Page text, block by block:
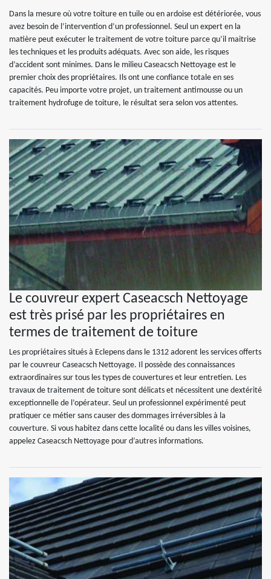
Dans la mesure où votre toiture en tuile ou en ardoise est détériorée, vous
avez besoin de l’intervention d’un professionnel. Seul un expert en la
matière peut exécuter le traitement de votre toiture parce qu’il maitrise
les techniques et les produits adéquats. Avec son aide, les risques
d’accident sont minimes. Dans le milieu Caseacsch Nettoyage est le
premier choix des propriétaires. Ils ont une confiance totale en ses
capacités. Peu importe votre projet, un traitement antimousse ou un
traitement hydrofuge de toiture, le résultat sera selon vos attentes.
Le couvreur expert Caseacsch Nettoyage
est très prisé par les propriétaires en
termes de traitement de toiture
Les propriétaires situés à Eclepens dans le 1312 adorent les services offerts
par le couvreur Caseacsch Nettoyage. Il possède des connaissances
extraordinaires sur tous les types de couvertures et leur entretien. Les
travaux de traitement de toiture sont délicats et nécessitent une dextérité
exceptionnelle de l’opérateur. Seul un professionnel expérimenté peut
pratiquer ce métier sans causer des dommages irréversibles à la
couverture. Si vous habitez dans cette localité ou dans les villes voisines,
appelez Caseacsch Nettoyage pour d’autres informations.